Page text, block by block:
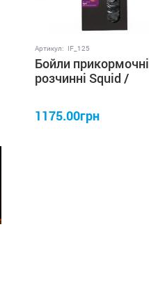
Артикул: IF_125
Бойли прикормочні
розчинні Squid /
1175.00грн